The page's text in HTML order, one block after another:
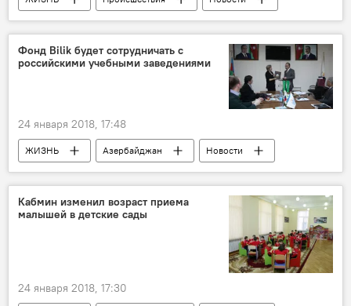
Фонд Bilik будет сотрудничать с
российскими учебными заведениями
24 января 2018, 17:48
ЖИЗНЬ Азербайджан
Новости
Россия
Кабмин изменил возраст приема
малышей в детские сады
24 января 2018, 17:30